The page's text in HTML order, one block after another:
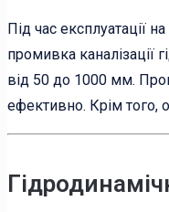
Під час експлуатації
промивка каналізації
від 50 до 1000 мм.
ефективно. Крім того,